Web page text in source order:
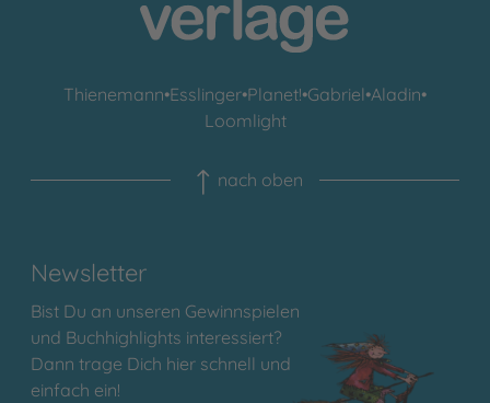
Thienemann•Esslinger•Planet!•Gabriel•Aladin•
Loomlight
nach oben
Newsletter
Bist Du an unseren Gewinnspielen
und Buchhighlights interessiert?
Dann trage Dich hier schnell und
einfach ein!